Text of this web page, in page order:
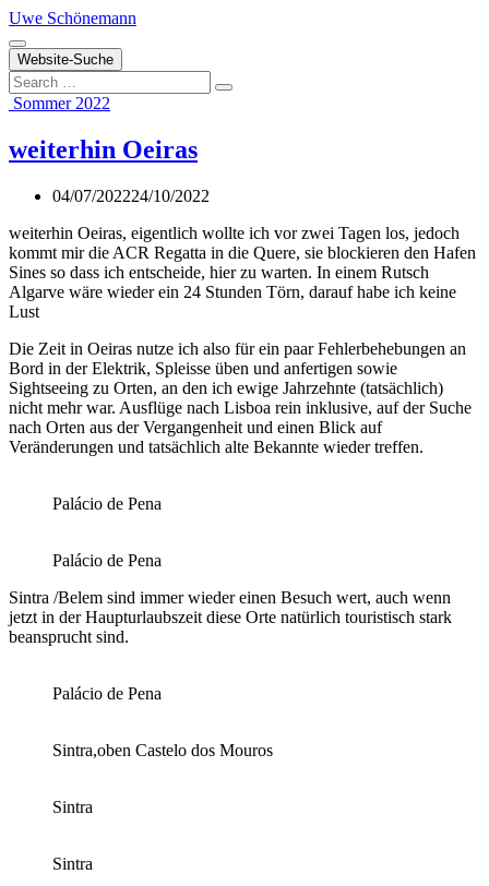
Zum
Inhalt
springen
Uwe Schönemann
Website-Suche
Search
Sommer 2022
weiterhin Oeiras
04/07/202224/10/2022
weiterhin Oeiras, eigentlich wollte ich vor zwei Tagen los, jedoch
kommt mir die ACR Regatta in die Quere, sie blockieren den Hafen
Sines so dass ich entscheide, hier zu warten. In einem Rutsch
Algarve wäre wieder ein 24 Stunden Törn, darauf habe ich keine
Lust
Die Zeit in Oeiras nutze ich also für ein paar Fehlerbehebungen an
Bord in der Elektrik, Spleisse üben und anfertigen sowie
Sightseeing zu Orten, an den ich ewige Jahrzehnte (tatsächlich)
nicht mehr war. Ausflüge nach Lisboa rein inklusive, auf der Suche
nach Orten aus der Vergangenheit und einen Blick auf
Veränderungen und tatsächlich alte Bekannte wieder treffen.
Palácio de Pena
Palácio de Pena
Sintra /Belem sind immer wieder einen Besuch wert, auch wenn
jetzt in der Haupturlaubszeit diese Orte natürlich touristisch stark
beansprucht sind.
Palácio de Pena
Sintra,oben Castelo dos Mouros
Sintra
Sintra